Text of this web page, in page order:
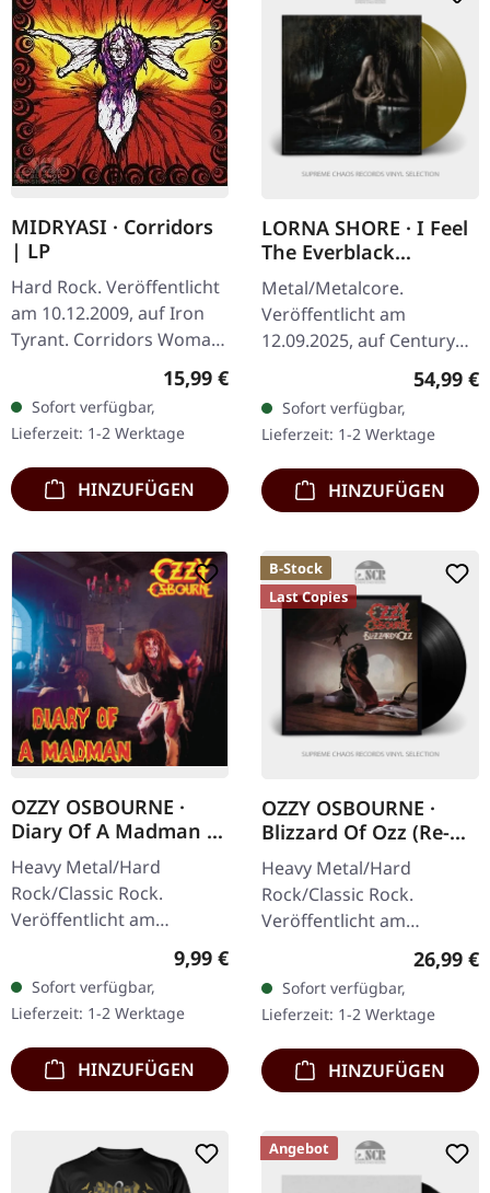
MIDRYASI · Corridors
| LP
Hard Rock. Veröffentlicht
am 10.12.2009, auf Iron
Tyrant. Corridors Woman
Of Doom Steal My Breath
The Cave Lize Another
Hell Within [Space Suite…
Regulärer Preis:
15,99 €
Sofort verfügbar,
Lieferzeit: 1-2 Werktage
HINZUFÜGEN
LORNA SHORE · I Feel
The Everblack
Festering Within Me |
GOLDEN 2LP
Metal/Metalcore.
Veröffentlicht am
12.09.2025, auf Century
Media Records. Goldenes
Deluxe Doppel-Vinyl mit
Gatefold-Cover im
Schuber mit…
54,99 €
Sofort verfügbar,
Lieferzeit: 1-2 Werktage
HINZUFÜGEN
OZZY OSBOURNE ·
Diary Of A Madman |
CD
Heavy Metal/Hard
Rock/Classic Rock.
Veröffentlicht am
03.06.2011, auf Sony
Music. CD im Jewelcase
mit remasterten
Originalaufnahmen. Ozzy
Osbournes…
Regulärer Preis:
9,99 €
Sofort verfügbar,
Lieferzeit: 1-2 Werktage
HINZUFÜGEN
B-Stock
Last Copies
OZZY OSBOURNE ·
Blizzard Of Ozz (Re-
Release) (B-Stock) |
BLACK LP
Heavy Metal/Hard
Rock/Classic Rock.
Veröffentlicht am
04.12.2015, auf Sony
Music. Schwarzes Vinyl.
Remastered. Re-Release.
B-Stock: Cover hat eine…
26,99 €
Sofort verfügbar,
Lieferzeit: 1-2 Werktage
HINZUFÜGEN
Angebot